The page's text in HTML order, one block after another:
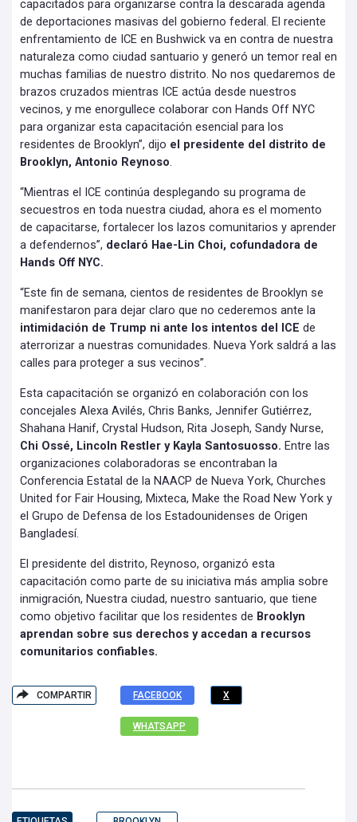
capacitados para organizarse contra la descarada agenda
de deportaciones masivas del gobierno federal. El reciente
enfrentamiento de ICE en Bushwick va en contra de nuestra
naturaleza como ciudad santuario y generó un temor real en
muchas familias de nuestro distrito. No nos quedaremos de
brazos cruzados mientras ICE actúa desde nuestros
vecinos, y me enorgullece colaborar con Hands Off NYC
para organizar esta capacitación esencial para los
residentes de Brooklyn”, dijo el presidente del distrito de
Brooklyn, Antonio Reynoso.
“Mientras el ICE continúa desplegando su programa de
secuestros en toda nuestra ciudad, ahora es el momento
de capacitarse, fortalecer los lazos comunitarios y aprender
a defendernos”, declaró Hae-Lin Choi, cofundadora de
Hands Off NYC.
“Este fin de semana, cientos de residentes de Brooklyn se
manifestaron para dejar claro que no cederemos ante la
intimidación de Trump ni ante los intentos del ICE de
aterrorizar a nuestras comunidades. Nueva York saldrá a las
calles para proteger a sus vecinos”.
Esta capacitación se organizó en colaboración con los
concejales Alexa Avilés, Chris Banks, Jennifer Gutiérrez,
Shahana Hanif, Crystal Hudson, Rita Joseph, Sandy Nurse,
Chi Ossé, Lincoln Restler y Kayla Santosuosso. Entre las
organizaciones colaboradoras se encontraban la
Conferencia Estatal de la NAACP de Nueva York, Churches
United for Fair Housing, Mixteca, Make the Road New York y
el Grupo de Defensa de los Estadounidenses de Origen
Bangladesí.
El presidente del distrito, Reynoso, organizó esta
capacitación como parte de su iniciativa más amplia sobre
inmigración, Nuestra ciudad, nuestro santuario, que tiene
como objetivo facilitar que los residentes de Brooklyn
aprendan sobre sus derechos y accedan a recursos
comunitarios confiables.
COMPARTIR FACEBOOK X
WHATSAPP